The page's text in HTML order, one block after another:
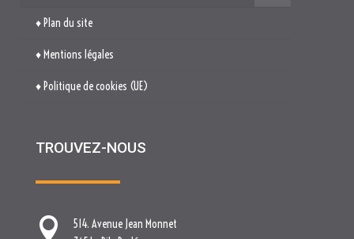
TROUVEZ-NOUS
514. Avenue Jean Monnet

 contact[at]nova-groupe.fr